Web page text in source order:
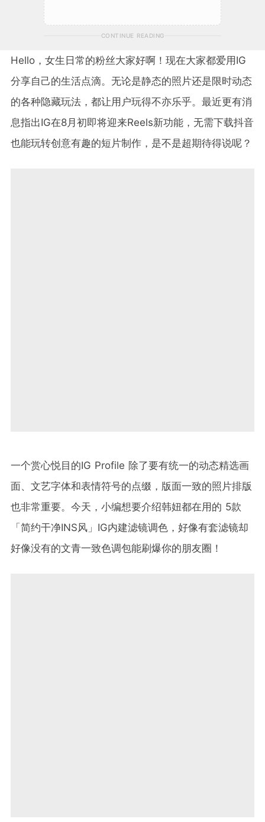
CONTINUE READING
Hello，女生日常的粉丝大家好啊！现在大家都爱用IG
分享自己的生活点滴。无论是静态的照片还是限时动态
的各种隐藏玩法，都让用户玩得不亦乐乎。最近更有消
息指出IG在8月初即将迎来Reels新功能，无需下载抖音
也能玩转创意有趣的短片制作，是不是超期待得说呢？
一个赏心悦目的IG Profile 除了要有统一的动态精选画
面、文艺字体和表情符号的点缀，版面一致的照片排版
也非常重要。今天，小编想要介绍韩妞都在用的 5款
「简约干净INS风」IG内建滤镜调色，好像有套滤镜却
好像没有的文青一致色调包能刷爆你的朋友圈！